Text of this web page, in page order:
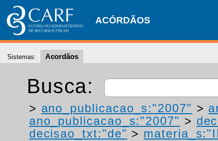
ACÓRDÃOS
Sistemas: Acordãos
Busca:
> ano_publicacao_s:"2007" >
ano_publicacao_s:"2007" >
decisao_txt:"de" >